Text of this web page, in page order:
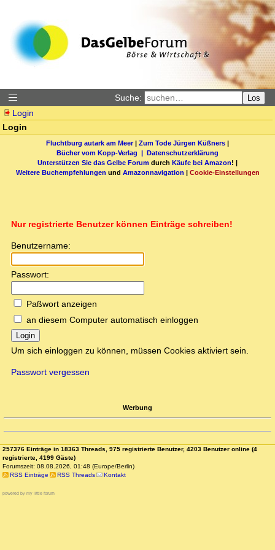
Suche: Los
Login
Login
Fluchtburg autark am Meer| Zum Tode Jürgen Küßners |
Bücher vom Kopp-Verlag | Datenschutzerklärung
Unterstützen Sie das Gelbe Forum durch Käufe bei Amazon! |
Weitere Buchempfehlungen und Amazonnavigation | Cookie-Einstellungen
Nur registrierte Benutzer können Einträge schreiben!
Benutzername:
Passwort:
Paßwort anzeigen
an diesem Computer automatisch einloggen
Login
Um sich einloggen zu können, müssen Cookies aktiviert sein.
Passwort vergessen
Werbung
257376 Einträge in 18363 Threads, 975 registrierte Benutzer, 4203 Benutzer online (4
registrierte, 4199 Gäste)
Forumszeit: 08.08.2026, 01:48 (Europe/Berlin)
RSS Einträge
RSS Threads Kontakt
powered by my little forum